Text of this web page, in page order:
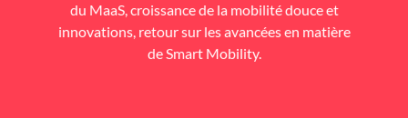
du MaaS, croissance de la mobilité douce et
innovations, retour sur les avancées en matière
de Smart Mobility.